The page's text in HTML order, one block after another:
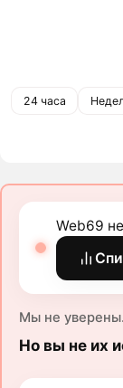
24 часа
Web69
Мы не уверены.
Но вы не их